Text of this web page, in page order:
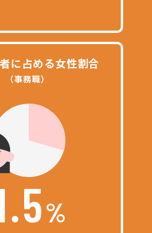
に占める女性割合
（事務職）
%